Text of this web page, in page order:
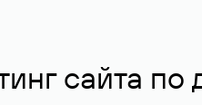
сайта по